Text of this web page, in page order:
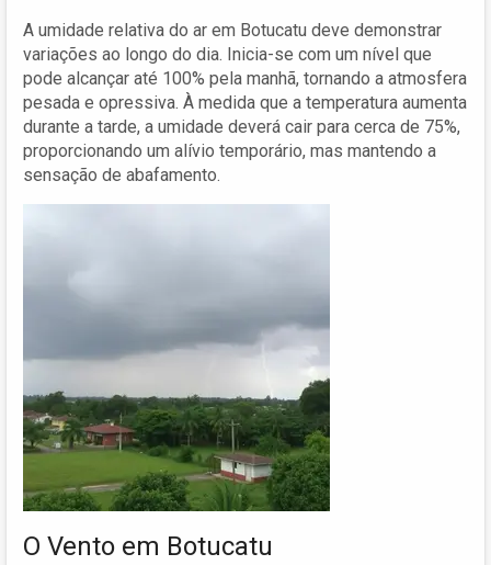
A umidade relativa do ar em Botucatu deve demonstrar
variações ao longo do dia. Inicia-se com um nível que
pode alcançar até 100% pela manhã, tornando a atmosfera
pesada e opressiva. À medida que a temperatura aumenta
durante a tarde, a umidade deverá cair para cerca de 75%,
proporcionando um alívio temporário, mas mantendo a
sensação de abafamento.
O Vento em Botucatu